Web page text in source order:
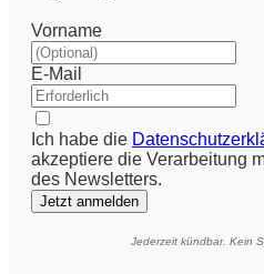
Vorname
E-Mail
Ich habe die
akzeptiere die Verarbeitung
des Newsletters.
Jetzt anmelden
Jederzeit kündbar. Kein